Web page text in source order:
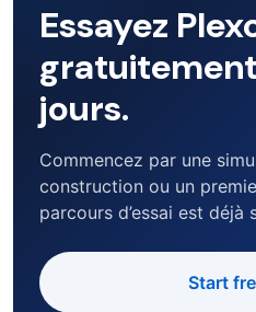
Essayez
jours.
Commencez par une
construction ou un
parcours d’essai est déjà
Start